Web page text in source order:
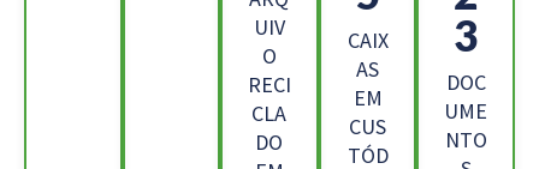
UIV
O
RECI
CLA
DO
CAIX
AS
EM
CUS
TÓD
9
DOC
UME
NTO